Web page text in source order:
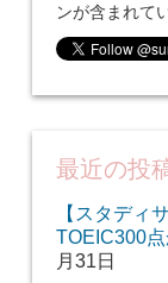
ンが含まれて
最近の投
【スタディ
TOEIC300
月31日